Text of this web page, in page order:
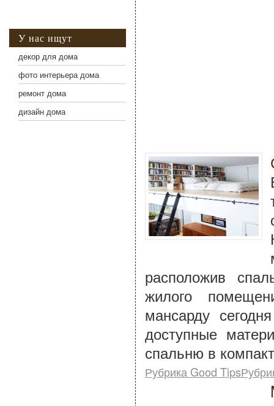
расположив
жилого
мансарду
доступные
спальню в
Рубрика Good
У нас ищут
декор для дома
фото интерьера дома
ремонт дома
дизайн дома